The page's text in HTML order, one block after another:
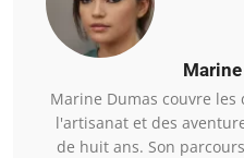
Marine Dumas couvre
l'artisanat et des
de huit ans. Son